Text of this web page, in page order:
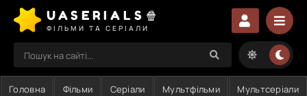
UASERIALS🍿
ФІЛЬМИ ТА СЕРІАЛИ
Головна Фільми Серіали Мультфільми Мультсеріали